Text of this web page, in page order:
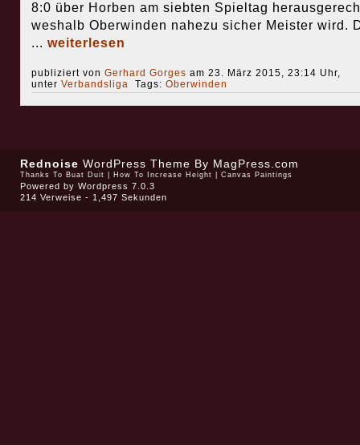
8:0 über Horben am siebten Spieltag
weshalb Oberwinden nahezu sicher Meister wird.
... weiterlesen
publiziert von Gerhard Gorges am 23. März 2015, 23:14 Uhr,
unter Verbandsliga Tags: Oberwinden
Rednoise WordPress Theme By MagPress.com
Thanks To Buat Duit How To Increase Height Canvas Paintings
Powered by Wordpress 7.0.3
214 Verweise - 1,497 Sekunden